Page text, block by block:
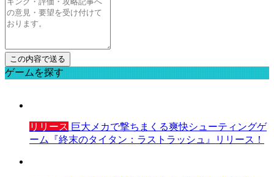
ゲームを探す
リリース 巨大メカで撃ちまくる爽快シューティングゲ
ーム『終末のタイタン：ラストラッシュ』リリース！